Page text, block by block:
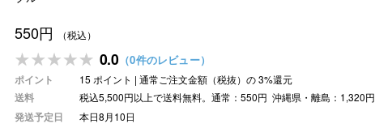
員登録ファブリック
ビューティー more
スキンケア・フェイスケア
ヘアケア
more
550円 （税込）
0.0 （0件のレビュー）
ポイント 15 ポイント | 通常ご注文金額（税抜）の3%還元
送料 税込5,500円以上で送料無料。通常：550円 沖縄県・離島：1,320円
発送予定日
本日8月10日